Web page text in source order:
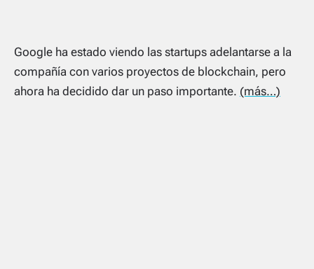
Google ha estado viendo las startups adelantarse a la
compañía con varios proyectos de blockchain, pero
ahora ha decidido dar un paso importante. (más…)